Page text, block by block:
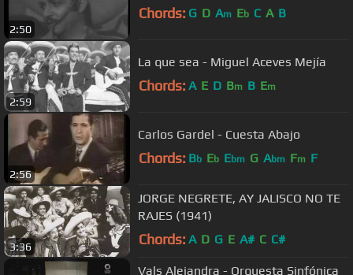
2:50
Chords: G D Am Eb C A B
2:59
La que sea - Miguel Aceves Mejía
Chords: A E D Bm B Em
2:56
Carlos Gardel - Cuesta Abajo
Chords: Bb Eb Ebm G Abm Fm F
3:36
JORGE NEGRETE, AY JALISCO NO TE
RAJES (1941)
Chords: A D G E A# C C#
Vals Alejandra - Orquesta Sinfónica